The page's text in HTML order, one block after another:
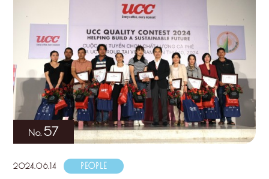
レシピ
工場見学
リティビジ
ョン
人々を豊かに
する手助けを
サステナブ
ルなコーヒ
ー調達
サステナビ
リティ教育
コーヒー×
ポジティブ
環境と社会
人権の尊重
サーキュラ
ーエコノミ
ー
サステナビ
リティチャ
レンジ
Sustainability
Report
サステナビ
リティレポ
ート
パーパス
ー
コーポレー
トメッセー
ジ
企業概要
沿革
ニュースリ
リース
外食事業
コーヒーマ
シン事業
地域・戦略
事業
海外事業
グループサ
ポート
研究活動
UCC神戸コ
ーヒービレ
ッジ
ウェブマガ
ジン
57
2024.06.14